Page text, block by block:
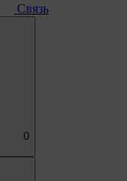
Связь
0